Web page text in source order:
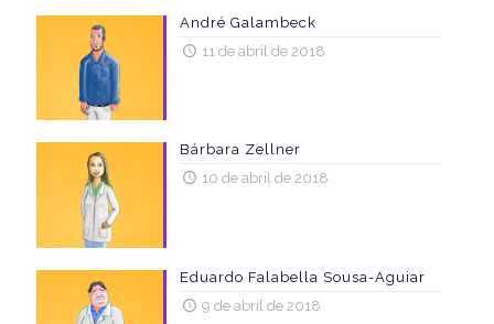
André Galambeck
11 de abril de 2018
Bárbara Zellner
10 de abril de 2018
Eduardo Falabella Sousa-Aguiar
9 de abril de 2018